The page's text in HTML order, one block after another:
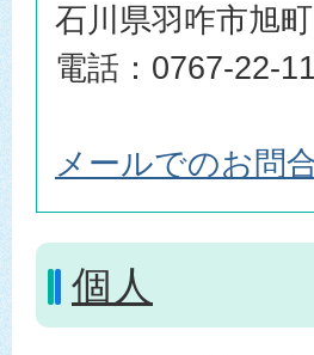
石川県羽咋市旭
電話：0767-22-
メールでのお問
個人